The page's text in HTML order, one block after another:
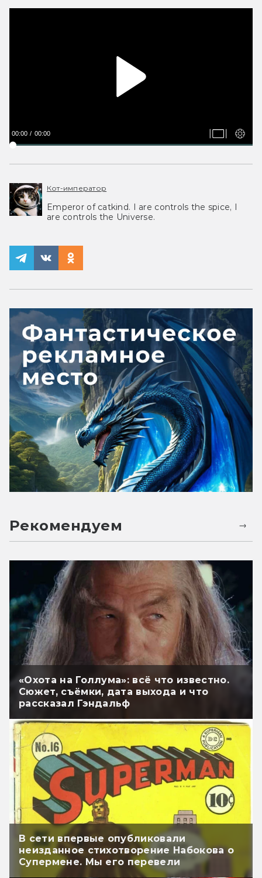
00:00 00:00
Кот-император
Emperor of catkind. I are controls the spice, I
are controls the Universe.
Рекомендуем
«Охота на Голлума»: всё что известно.
Сюжет, съёмки, дата выхода и что
рассказал Гэндальф
В сети впервые опубликовали
неизданное стихотворение Набокова о
Супермене. Мы его перевели